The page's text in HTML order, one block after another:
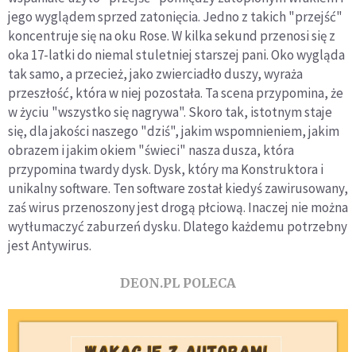
jego wyglądem sprzed zatonięcia. Jedno z takich "przejść"
koncentruje się na oku Rose. W kilka sekund przenosi się z
oka 17-latki do niemal stuletniej starszej pani. Oko wygląda
tak samo, a przecież, jako zwierciadło duszy, wyraża
przeszłość, która w niej pozostała. Ta scena przypomina, że
w życiu "wszystko się nagrywa". Skoro tak, istotnym staje
się, dla jakości naszego "dziś", jakim wspomnieniem, jakim
obrazem i jakim okiem "świeci" nasza dusza, która
przypomina twardy dysk. Dysk, który ma Konstruktora i
unikalny software. Ten software został kiedyś zawirusowany,
zaś wirus przenoszony jest drogą płciową. Inaczej nie można
wytłumaczyć zaburzeń dysku. Dlatego każdemu potrzebny
jest Antywirus.
DEON.PL POLECA